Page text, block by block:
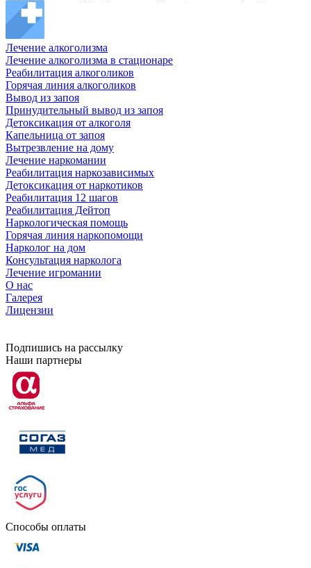
Лечение алкоголизма
Лечение алкоголизма в стационаре
Реабилитация алкоголиков
Горячая линия алкоголиков
Вывод из запоя
Принудительный вывод из запоя
Детоксикация от алкоголя
Капельница от запоя
Вытрезвление на дому
Лечение наркомании
Реабилитация наркозависимых
Детоксикация от наркотиков
Реабилитация 12 шагов
Реабилитация Дейтоп
Наркологическая помощь
Горячая линия наркопомощи
Нарколог на дом
Консультация нарколога
Лечение игромании
О нас
Галерея
Лицензии
Подпишись на рассылку
Наши партнеры
Способы оплаты